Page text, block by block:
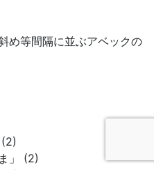
め等間隔に並ぶアベックの
」 (2)